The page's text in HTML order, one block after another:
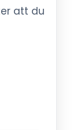
att du